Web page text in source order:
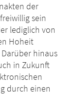
der
sein
lediglich von
Hoheit
hinaus
in Zukunft
durch einen